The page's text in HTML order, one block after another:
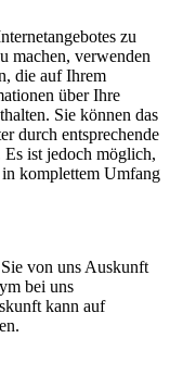
zu
machen, verwenden
die auf Ihrem
über Ihre
Sie können das
durch entsprechende
ist jedoch möglich,
in komplettem Umfang
von uns Auskunft
bei uns
kann auf